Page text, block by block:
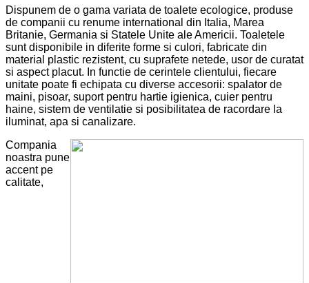
Dispunem de o gama variata de toalete ecologice, produse
de companii cu renume international din Italia, Marea
Britanie, Germania si Statele Unite ale Americii. Toaletele
sunt disponibile in diferite forme si culori, fabricate din
material plastic rezistent, cu suprafete netede, usor de curatat
si aspect placut. In functie de cerintele clientului, fiecare
unitate poate fi echipata cu diverse accesorii: spalator de
maini, pisoar, suport pentru hartie igienica, cuier pentru
haine, sistem de ventilatie si posibilitatea de racordare la
iluminat, apa si canalizare.
Compania
noastra pune
accent pe
calitate,